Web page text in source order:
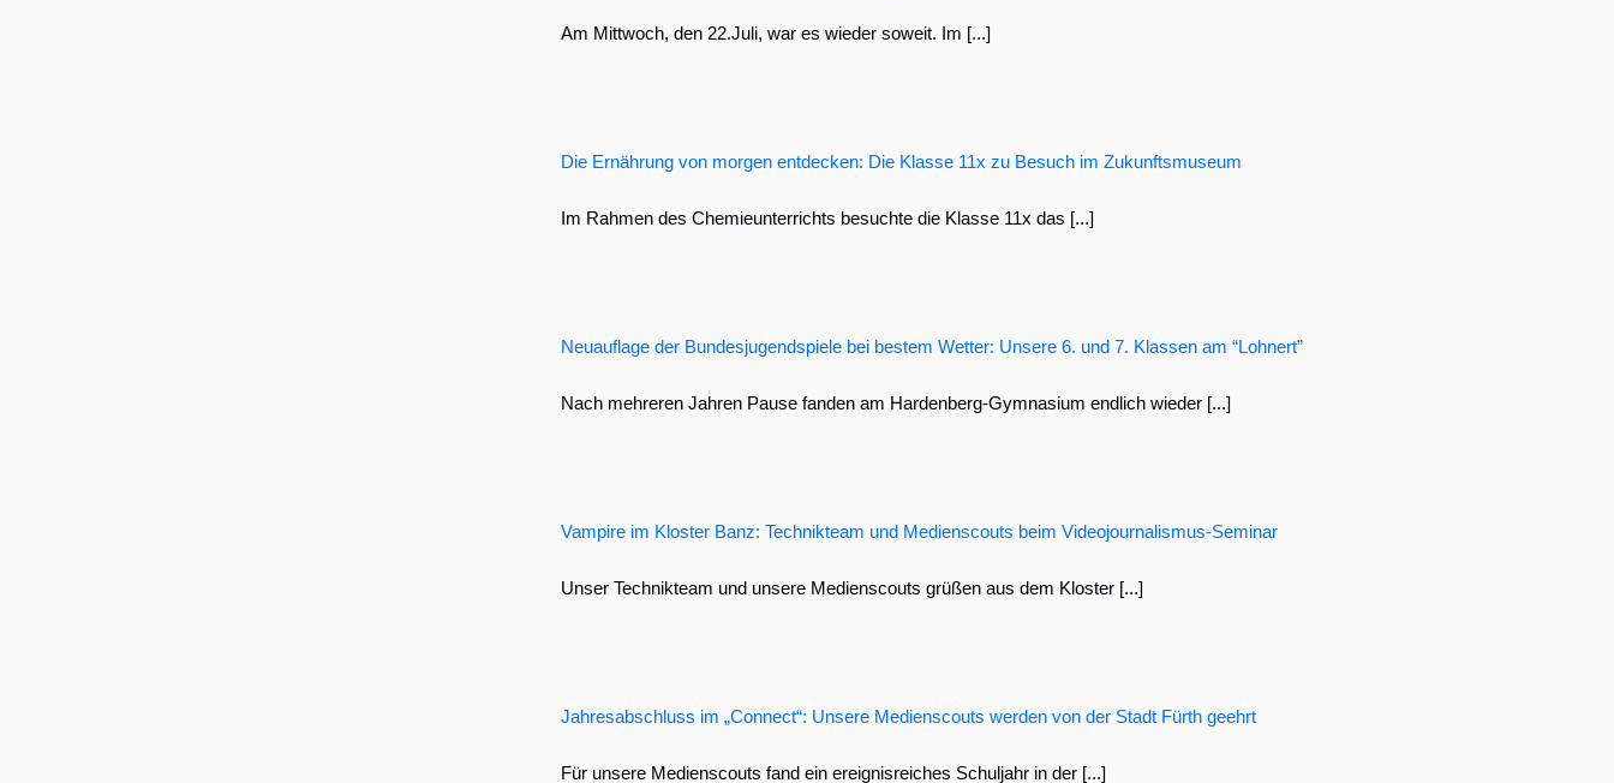
Am Mittwoch, den 22.Juli, war es wieder soweit. Im [...]
Die Ernährung von morgen entdecken: Die Klasse 11x zu Besuch im Zukunftsmuseum
Im Rahmen des Chemieunterrichts besuchte die Klasse 11x das [...]
Neuauflage der Bundesjugendspiele bei bestem Wetter: Unsere 6. und 7. Klassen am “Lohnert”
Nach mehreren Jahren Pause fanden am Hardenberg-Gymnasium endlich wieder [...]
Vampire im Kloster Banz: Technikteam und Medienscouts beim Videojournalismus-Seminar
Unser Technikteam und unsere Medienscouts grüßen aus dem Kloster [...]
Jahresabschluss im „Connect“: Unsere Medienscouts werden von der Stadt Fürth geehrt
Für unsere Medienscouts fand ein ereignisreiches Schuljahr in der [...]